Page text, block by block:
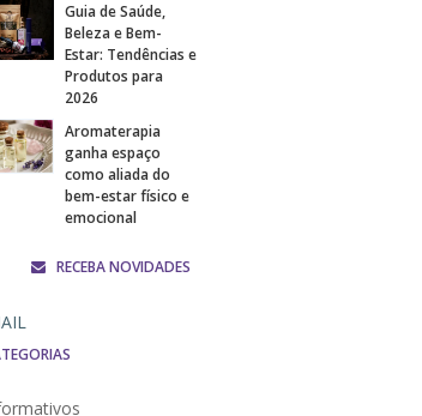
Guia de Saúde,
Beleza e Bem-
Estar: Tendências e
Produtos para
2026
Aromaterapia
ganha espaço
como aliada do
bem-estar físico e
emocional
RECEBA NOVIDADES